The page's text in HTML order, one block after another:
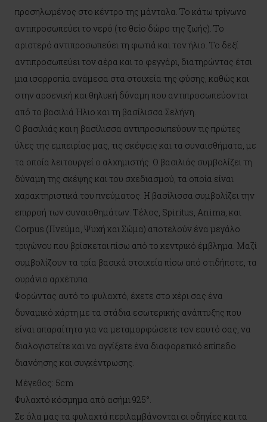
προσηλωμένος στο κέντρο της μάνταλα. Το κάτω τρίγωνο
αντιπροσωπεύει το νερό (το θείο δώρο της ζωής). Το
αριστερό αντιπροσωπεύει τη φωτιά και τον ήλιο. Το δεξί
αντιπροσωπεύει τον αέρα και το φεγγάρι, διατηρώντας έτσι
μια ισορροπία ανάμεσα στα στοιχεία της φύσης, καθώς και
στην αρσενική και θηλυκή δύναμη που αντιπροσωπεύονται
από το βασιλιά Ήλιο και τη βασίλισσα Σελήνη.
O βασιλιάς και η βασίλισσα αντιπροσωπεύουν τις πρώτες
ύλες της εμπειρίας μας, τις σκέψεις και τα συναισθήματα, με
τα οποία λειτουργεί ο αλχημιστής. Ο βασιλιάς συμβολίζει τη
δύναμη της σκέψης και του σχεδιασμού, τα οποία είναι
χαρακτηριστικά του πνεύματος. Η βασίλισσα συμβολίζει την
επιρροή των συναισθημάτων. Τέλος, Spiritus, Anima, και
Corpus (Πνεύμα, Ψυχή και Σώμα) αποτελούν ένα μεγάλο
τριγώνου που βρίσκεται πίσω από το κεντρικό έμβλημα. Μαζί
συμβολίζουν τα τρία βασικά στοιχεία πίσω από οτιδήποτε, τα
ουράνια αρχέτυπα.
Φορώντας αυτό το φυλαχτό, έχετε στο χέρι σας ένα
δυναμικό χάρτη με τα στάδια εσωτερικής ανάπτυξης που
είναι απαραίτητα για να μεταμορφώσετε τον εαυτό σας, να
διαλογιστείτε και να αγγίξετε ένα διαφορετικό επίπεδο
διανόησης και συγκέντρωσης.
Μέγεθος: 5cm
Φυλαχτό κόσμημα από ασήμι 925°.
Σε όλα μας τα φυλαχτά περιλαμβάνονται οι οδηγίες και τα